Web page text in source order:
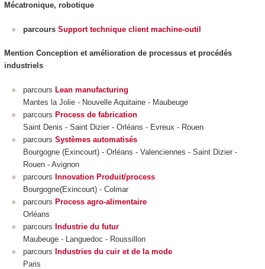
Mécatronique, robotique
parcours Support technique client machine-outil
Mention Conception et amélioration de processus et procédés
industriels
parcours Lean manufacturing
Mantes la Jolie - Nouvelle Aquitaine - Maubeuge
parcours Process de fabrication
Saint Denis - Saint Dizier - Orléans - Evreux - Rouen
parcours Systèmes automatisés
Bourgogne (Exincourt) - Orléans - Valenciennes - Saint Dizier -
Rouen - Avignon
parcours Innovation Produit/process
Bourgogne(Exincourt) - Colmar
parcours Process agro-alimentaire
Orléans
parcours Industrie du futur
Maubeuge - Languedoc - Roussillon
parcours Industries du cuir et de la mode
Paris